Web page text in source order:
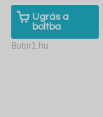
Ugrás a
boltba
Butor1.hu